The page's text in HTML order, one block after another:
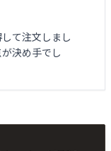
て注文しまし
決め手でし